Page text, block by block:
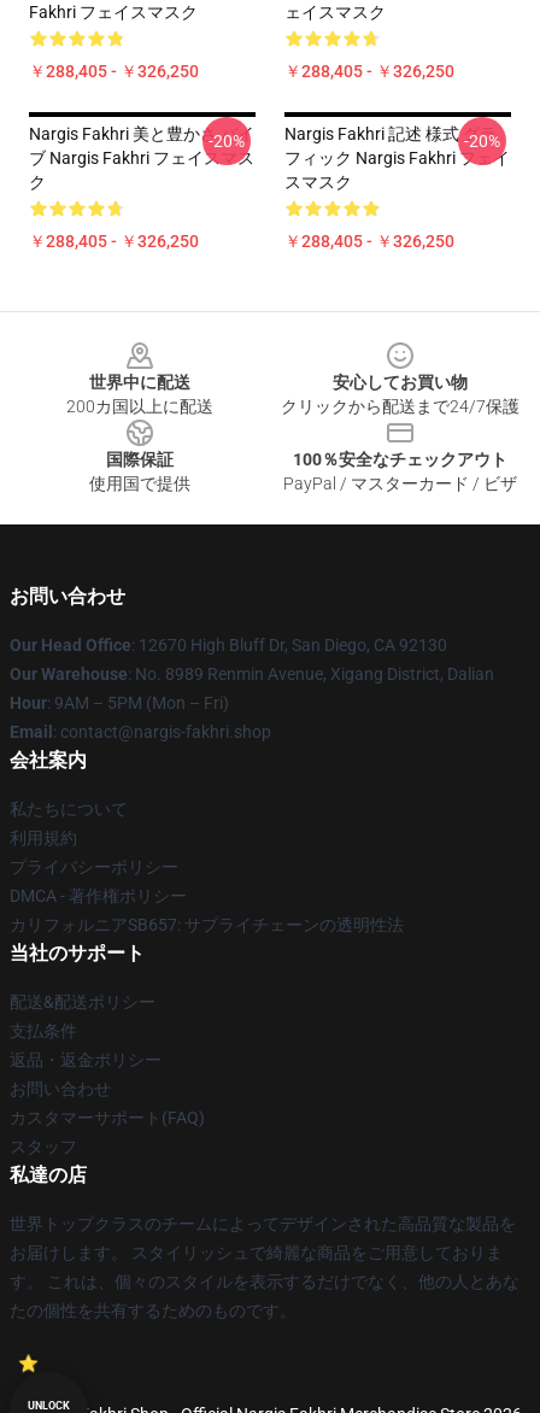
Fakhri フェイスマスク
￥288,405 - ￥326,250
ェイスマスク
￥288,405 - ￥326,250
Nargis Fakhri 美と豊かさ バイ
ブ Nargis Fakhri フェイスマス
ク
￥288,405 - ￥326,250
-20%
Nargis Fakhri 記述 様式 グラ
フィック Nargis Fakhri フェイ
スマスク
￥288,405 - ￥326,250
-20%
世界中に配送
200カ国以上に配送
安心してお買い物
クリックから配送まで24/7保護
国際保証
使用国で提供
100％安全なチェックアウト
PayPal / マスターカード / ビザ
お問い合わせ
Our Head Office: 12670 High Bluff Dr, San Diego, CA 92130
Our Warehouse: No. 8989 Renmin Avenue, Xigang District, Dalian
Hour: 9AM – 5PM (Mon – Fri)
Email : contact@nargis-fakhri.shop
会社案内
私たちについて
利用規約
プライバシーポリシー
DMCA - 著作権ポリシー
カリフォルニアSB657: サプライチェーンの透明性法
当社のサポート
配送&配送ポリシー
支払条件
返品・返金ポリシー
お問い合わせ
カスタマーサポート(FAQ)
スタッフ
私達の店
世界トップクラスのチームによってデザインされた高品質な製品を
お届けします。 スタイリッシュで綺麗な商品をご用意しておりま
す。 これは、個々のスタイルを表示するだけでなく、他の人とあな
たの個性を共有するためのものです。
UNLOCK